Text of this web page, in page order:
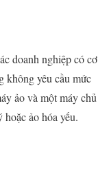
doanh nghiệp có cơ
không yêu cầu mức
ảo và một máy chủ
ảo hóa yếu.